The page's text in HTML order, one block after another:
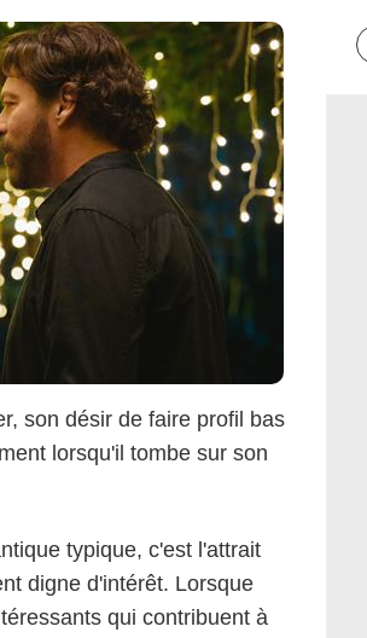
son désir de faire profil bas
lorsqu'il tombe sur son
typique, c'est l'attrait
digne d'intérêt. Lorsque
qui contribuent à